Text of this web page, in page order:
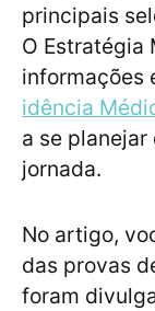
principais
O Estratégia
informações
idência
a se
jornada.
No artigo,
das provas
foram